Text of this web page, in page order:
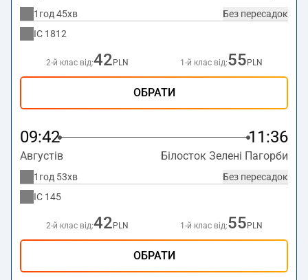
Без пересадок
1год 45хв
IC 1812
2-й клас від:42 PLN 1-й клас від:55 PLN
ОБРАТИ
09:42 11:36
Августів Білосток Зелені Пагорби
Без пересадок
1год 53хв
IC 145
2-й клас від:42 PLN 1-й клас від:55 PLN
ОБРАТИ